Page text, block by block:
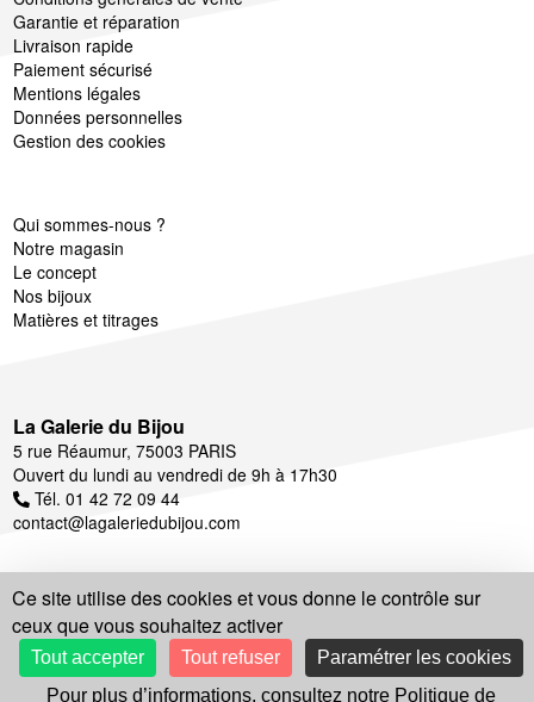
Garantie et réparation
Livraison rapide
Paiement sécurisé
Mentions légales
Données personnelles
Gestion des cookies
Qui sommes-nous ?
Notre magasin
Le concept
Nos bijoux
Matières et titrages
La Galerie du Bijou
5 rue Réaumur, 75003 PARIS
Ouvert du lundi au vendredi de 9h à 17h30
Tél. 01 42 72 09 44
contact@lagaleriedubijou.com
Suivez notre actualité
Ce site utilise des cookies et vous donne le contrôle sur
ceux que vous souhaitez activer
Tout accepter Tout refuser
Paramétrer les cookies
Pour plus d’informations, consultez notre Politique de